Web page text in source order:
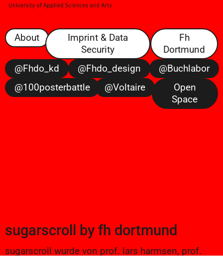
About
Imprint & Data
Security
Fh
Dortmund
@fhdo_kd
@fhdo_design
@buchlabor
@100posterbattle
@voltaire
Open
Space
sugarscroll by fh dortmund
sugarscroll wurde von prof. lars harmsen, prof.